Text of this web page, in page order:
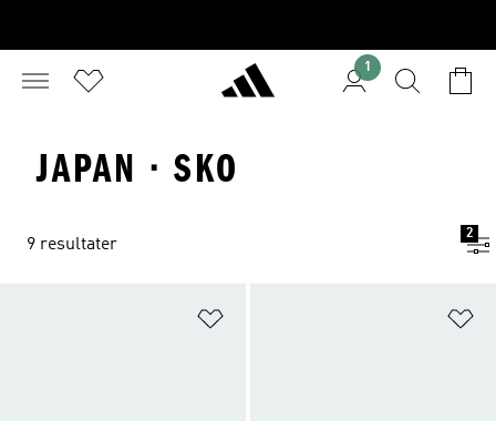
1
JAPAN · SKO
9 resultater
2